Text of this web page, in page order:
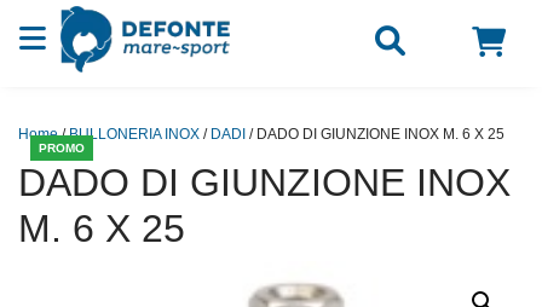
Vai al contenuto
PROMO
Home/BULLONERIA INOX / DADI / DADO DI GIUNZIONE INOX M. 6 X 25
DADO DI GIUNZIONE INOX
M. 6 X 25